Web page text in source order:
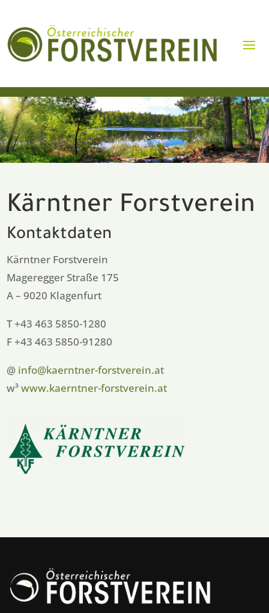
Kärntner Forstverein
Kontaktdaten
Kärntner Forstverein
Mageregger Straße 175
A – 9020 Klagenfurt
T +43 463 5850-1280
F +43 463 5850-91280
@ info@kaerntner-forstverein.at
w³www.kaerntner-forstverein.at